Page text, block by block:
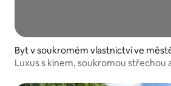
Byt v soukromém vlastnictví ve
Londýn
Luxus s kinem, soukromou střechou